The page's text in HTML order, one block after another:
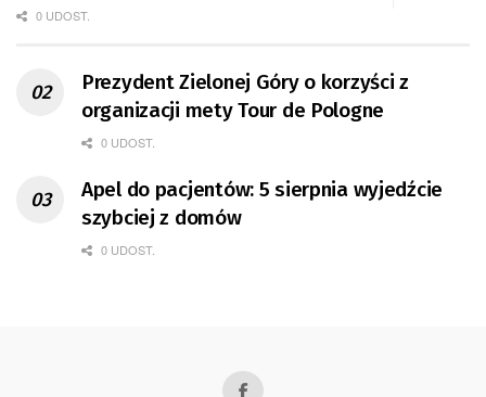
0 UDOST.
Prezydent Zielonej Góry o korzyści z
organizacji mety Tour de Pologne
0 UDOST.
Apel do pacjentów: 5 sierpnia wyjedźcie
szybciej z domów
0 UDOST.